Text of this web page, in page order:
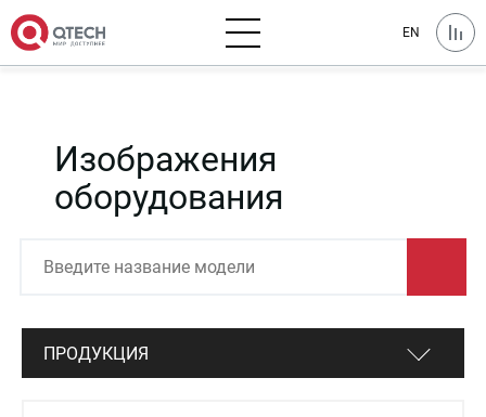
EN
Изображения
оборудования
ПРОДУКЦИЯ